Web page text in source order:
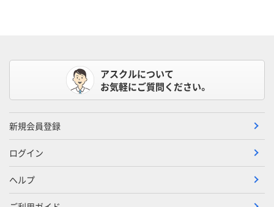
アスクルについて
お気軽にご質問ください。
新規会員登録
ログイン
ヘルプ